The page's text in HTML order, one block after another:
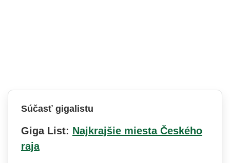
Súčasť gigalistu
Giga List: Najkrajšie miesta Českého
raja